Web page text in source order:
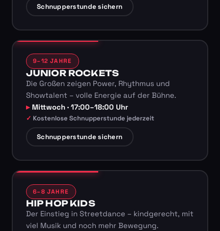
Schnupperstunde sichern
9–12 JAHRE
JUNIOR ROCKETS
Die Großen zeigen Power, Rhythmus und
Showtalent – volle Energie auf der Bühne.
Mittwoch · 17:00–18:00 Uhr
Kostenlose Schnupperstunde jederzeit
Schnupperstunde sichern
6–8 JAHRE
HIP HOP KIDS
Der Einstieg in Streetdance – kindgerecht, mit
viel Musik und noch mehr Bewegung.